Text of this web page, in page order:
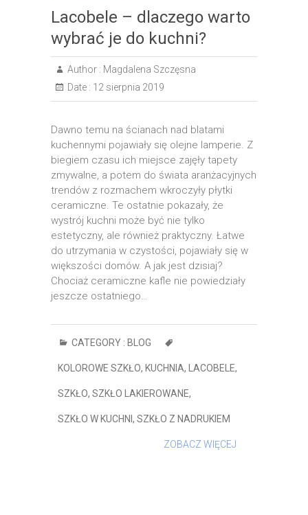
Lacobele – dlaczego warto
wybrać je do kuchni?
Author : Magdalena Szczęsna
Date : 12 sierpnia 2019
Dawno temu na ścianach nad blatami
kuchennymi pojawiały się olejne lamperie. Z
biegiem czasu ich miejsce zajęły tapety
zmywalne, a potem do świata aranżacyjnych
trendów z rozmachem wkroczyły płytki
ceramiczne. Te ostatnie pokazały, że
wystrój kuchni może być nie tylko
estetyczny, ale również praktyczny. Łatwe
do utrzymania w czystości, pojawiały się w
większości domów. A jak jest dzisiaj?
Chociaż ceramiczne kafle nie powiedziały
jeszcze ostatniego…
CATEGORY : BLOG
KOLOROWE SZKŁO, KUCHNIA, LACOBELE,
SZKŁO, SZKŁO LAKIEROWANE,
SZKŁO W KUCHNI, SZKŁO Z NADRUKIEM
ZOBACZ WIĘCEJ